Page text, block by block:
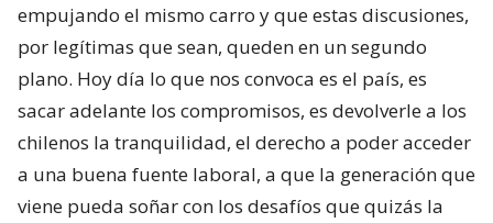
empujando el mismo carro y que estas discusiones,
por legítimas que sean, queden en un segundo
plano. Hoy día lo que nos convoca es el país, es
sacar adelante los compromisos, es devolverle a los
chilenos la tranquilidad, el derecho a poder acceder
a una buena fuente laboral, a que la generación que
viene pueda soñar con los desafíos que quizás la